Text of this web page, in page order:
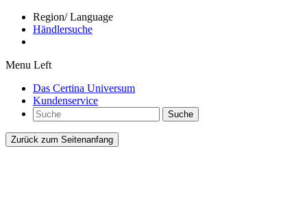
Region/ Language
Händlersuche
Menu Left
Das Certina Universum
Kundenservice
Suche
Zurück zum Seitenanfang